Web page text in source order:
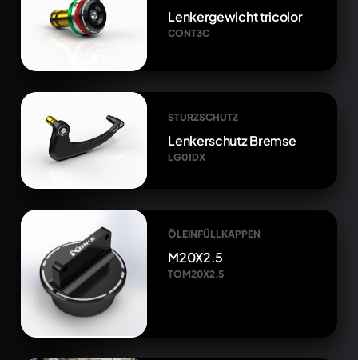
Lenkergewicht tricolor
CONT3C
STURZSCHUTZ
Lenkerschutz Bremse
LG01DX
ÖLEINFÜLLKAPPEN
M20X2.5
TOM20X2.5